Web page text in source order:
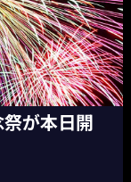
祭が本日開